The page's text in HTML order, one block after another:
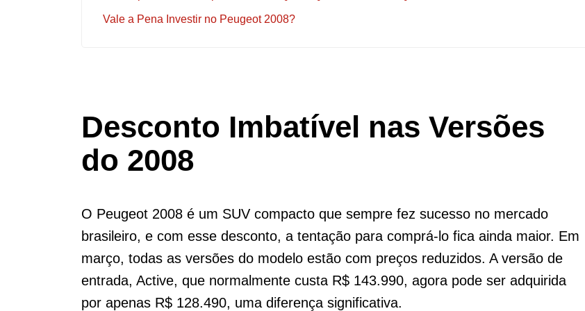
Vale a Pena Investir no Peugeot 2008?
Desconto Imbatível nas Versões
do 2008
O Peugeot 2008 é um SUV compacto que sempre fez sucesso no mercado
brasileiro, e com esse desconto, a tentação para comprá-lo fica ainda maior. Em
março, todas as versões do modelo estão com preços reduzidos. A versão de
entrada, Active, que normalmente custa R$ 143.990, agora pode ser adquirida
por apenas R$ 128.490, uma diferença significativa.